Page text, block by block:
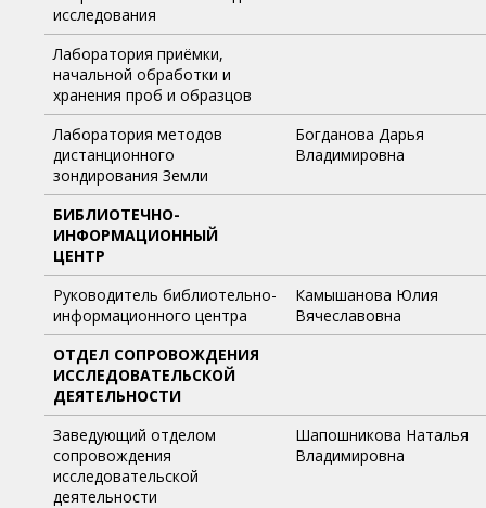
исследования
Лаборатория приёмки,
начальной обработки и
хранения проб и образцов
Лаборатория методов
дистанционного
зондирования Земли
Богданова Дарья
Владимировна
БИБЛИОТЕЧНО-
ИНФОРМАЦИОННЫЙ
ЦЕНТР
Руководитель библиотельно-
информационного центра
Камышанова Юлия
Вячеславовна
ОТДЕЛ СОПРОВОЖДЕНИЯ
ИССЛЕДОВАТЕЛЬСКОЙ
ДЕЯТЕЛЬНОСТИ
Заведующий отделом
сопровождения
исследовательской
деятельности
Шапошникова Наталья
Владимировна